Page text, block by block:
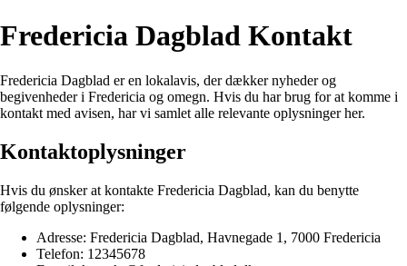
Fredericia Dagblad Kontakt
Fredericia Dagblad er en lokalavis, der dækker nyheder og
begivenheder i Fredericia og omegn. Hvis du har brug for at komme i
kontakt med avisen, har vi samlet alle relevante oplysninger her.
Kontaktoplysninger
Hvis du ønsker at kontakte Fredericia Dagblad, kan du benytte
følgende oplysninger:
Adresse: Fredericia Dagblad, Havnegade 1, 7000 Fredericia
Telefon: 12345678